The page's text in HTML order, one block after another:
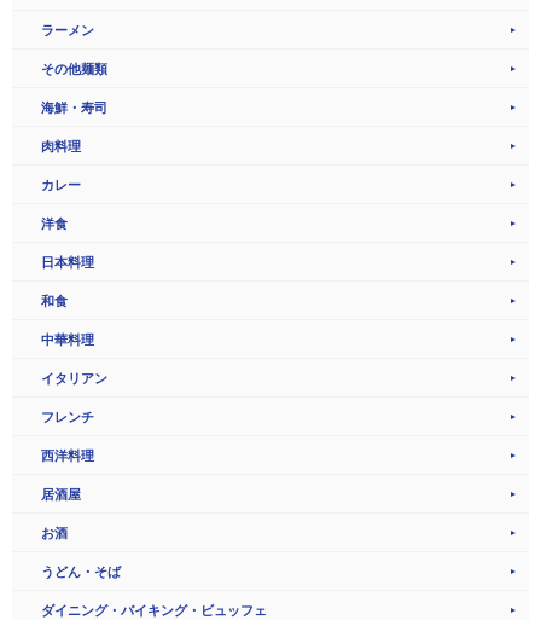
ラーメン
その他麺類
海鮮・寿司
肉料理
カレー
洋食
日本料理
和食
中華料理
イタリアン
フレンチ
西洋料理
居酒屋
お酒
うどん・そば
ダイニング・バイキング・ビュッフェ